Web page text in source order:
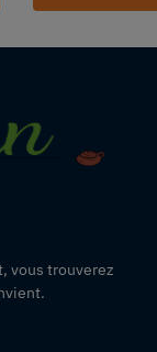
vous trouverez